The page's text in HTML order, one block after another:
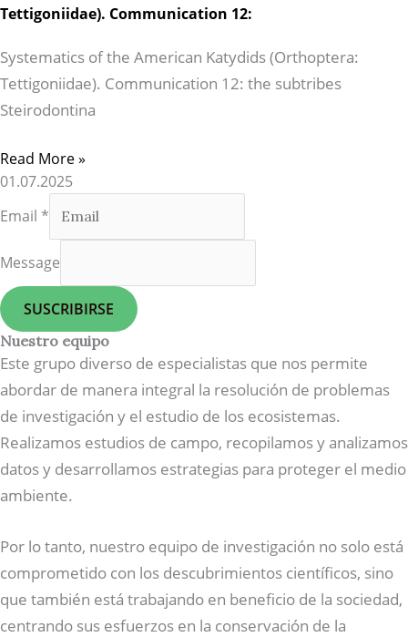
Tettigoniidae). Communication 12:
Systematics of the American Katydids (Orthoptera:
Tettigoniidae). Communication 12: the subtribes
Steirodontina
Read More »
01.07.2025
Email *
Message
SUSCRIBIRSE
Nuestro equipo
Este grupo diverso de especialistas que nos permite
abordar de manera integral la resolución de problemas
de investigación y el estudio de los ecosistemas.
Realizamos estudios de campo, recopilamos y analizamos
datos y desarrollamos estrategias para proteger el medio
ambiente.
Por lo tanto, nuestro equipo de investigación no solo está
comprometido con los descubrimientos científicos, sino
que también está trabajando en beneficio de la sociedad,
centrando sus esfuerzos en la conservación de la